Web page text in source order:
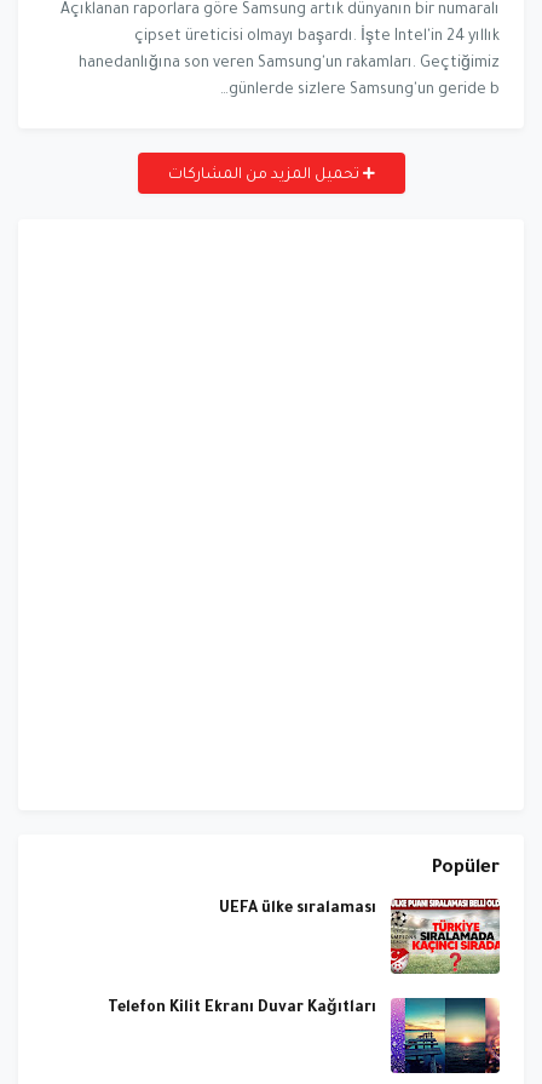
Açıklanan raporlara göre Samsung artık dünyanın bir numaralı
çipset üreticisi olmayı başardı. İşte Intel'in 24 yıllık
hanedanlığına son veren Samsung'un rakamları. Geçtiğimiz
günlerde sizlere Samsung'un geride b…
تحميل المزيد من المشاركات
Popüler
UEFA ülke sıralaması
Telefon Kilit Ekranı Duvar Kağıtları